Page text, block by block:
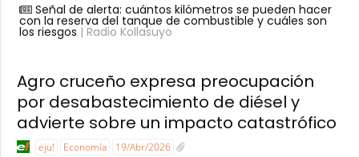
Señal de alerta: cuántos kilómetros se pueden hacer
con la reserva del tanque de combustible y cuáles son
los riesgos | Radio Kollasuyo
Agro cruceño expresa preocupación
por desabastecimiento de diésel y
advierte sobre un impacto catastrófico
eju! Economía 19/Abr/2026